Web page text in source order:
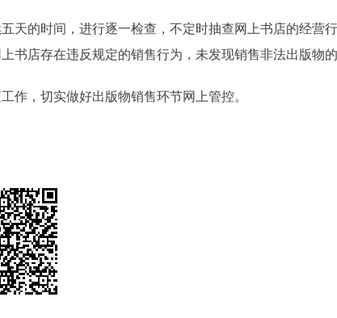
的时间，进行逐一检查，不定时抽查网上书店的经营
店存在违反规定的销售行为，未发现销售非法出版物的
，切实做好出版物销售环节网上管控。